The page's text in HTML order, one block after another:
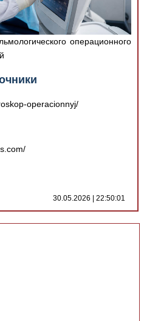
операционного
operacionnyj/
30.05.2026 | 22:50:01